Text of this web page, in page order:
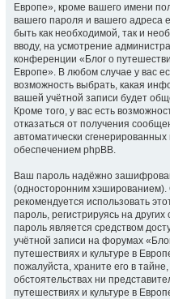
Европе», кроме вашего имени
вашего пароля и вашего адреса
быть как необходимой, так и
вводу, на усмотрение
конференции «Блог о
Европе». В любом случае у вас
возможность выбрать, какая
вашей учётной записи будет
Кроме того, у вас есть
отказаться от получения
автоматически
обеспечением phpBB.
Ваш пароль надёжно
(односторонним хэшированием).
рекомендуется использовать
пароль, регистрируясь на
пароль является средством
учётной записи на форумах
путешествиях и культуре в
пожалуйста, храните его в
обстоятельствах ни
путешествиях и культуре в